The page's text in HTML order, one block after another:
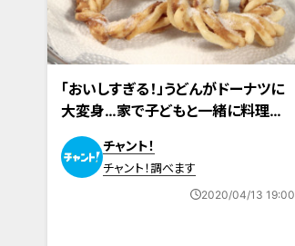
「おいしすぎる！」うどんがドーナツに
大変身…家で子どもと一緒に料理を
作ろう！時短・アイデア「負担軽減お助
けレシピ」特集
チャント！
チャント！調べます
2020/04/13 19:00